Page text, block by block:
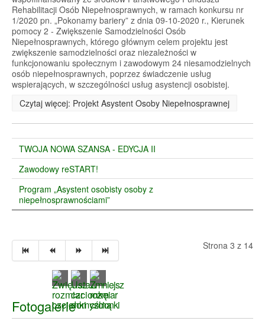
Rehabilitacji Osób Niepełnosprawnych, w ramach konkursu nr
1/2020 pn. „Pokonamy bariery” z dnia 09-10-2020 r., Kierunek
pomocy 2 - Zwiększenie Samodzielności Osób
Niepełnosprawnych, którego głównym celem projektu jest
zwiększenie samodzielności oraz niezależności w
funkcjonowaniu społecznym i zawodowym 24 niesamodzielnych
osób niepełnosprawnych, poprzez świadczenie usług
wspierających, w szczególności usług asystencji osobistej.
Czytaj więcej: Projekt Asystent Osoby Niepełnosprawnej
TWOJA NOWA SZANSA - EDYCJA II
Zawodowy reSTART!
Program „Asystent osobisty osoby z
niepełnosprawnościami”
Strona 3 z 14
Fotogalerie